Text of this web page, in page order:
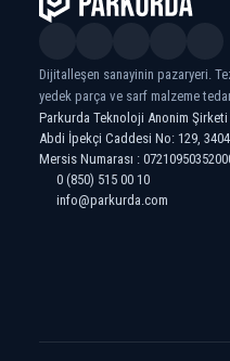
Dijitalleşen sanayinin pazaryeri.
yedek parça ve sarf malzeme
Parkurda Teknoloji Anonim Şirketi
Abdi İpekçi Caddesi No: 129,
Mersis Numarası :
0 (850) 515 00 10
info@parkurda.com